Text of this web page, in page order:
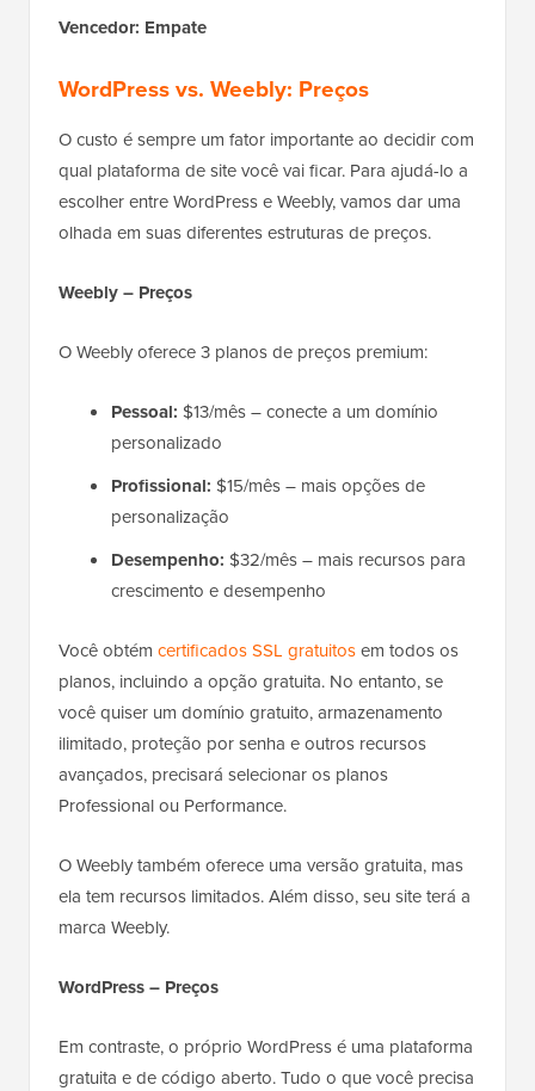
Vencedor: Empate
WordPress vs. Weebly: Preços
O custo é sempre um fator importante ao decidir com
qual plataforma de site você vai ficar. Para ajudá-lo a
escolher entre WordPress e Weebly, vamos dar uma
olhada em suas diferentes estruturas de preços.
Weebly – Preços
O Weebly oferece 3 planos de preços premium:
Pessoal: $13/mês – conecte a um domínio
personalizado
Profissional: $15/mês – mais opções de
personalização
Desempenho: $32/mês – mais recursos para
crescimento e desempenho
Você obtém certificados SSL gratuitosem todos os
planos, incluindo a opção gratuita. No entanto, se
você quiser um domínio gratuito, armazenamento
ilimitado, proteção por senha e outros recursos
avançados, precisará selecionar os planos
Professional ou Performance.
O Weebly também oferece uma versão gratuita, mas
ela tem recursos limitados. Além disso, seu site terá a
marca Weebly.
WordPress – Preços
Em contraste, o próprio WordPress é uma plataforma
gratuita e de código aberto. Tudo o que você precisa